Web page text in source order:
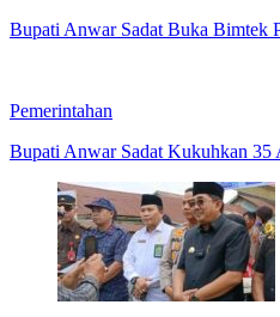
Bupati Anwar Sadat Buka Bimtek
Pemerintahan
Bupati Anwar Sadat Kukuhkan 35